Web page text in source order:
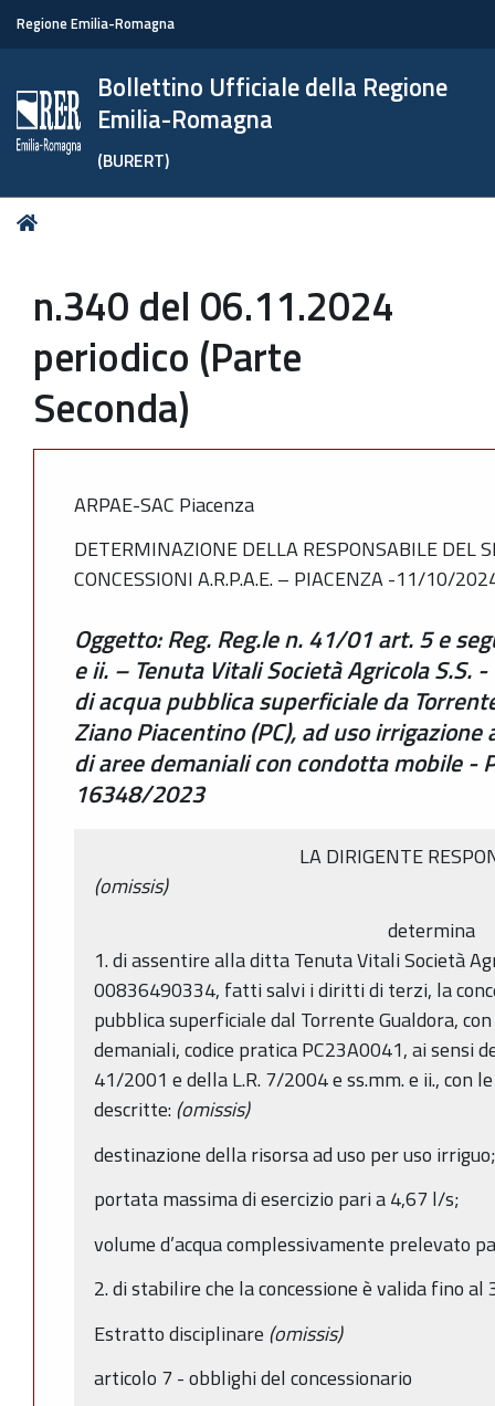
Regione Emilia-Romagna
Bollettino Ufficiale della Regione
Emilia-Romagna
(BURERT)
Tu
n.340 del 06.11.2024
periodico (Parte
Seconda)
ARPAE-SAC Piacenza
DETERMINAZIONE DELLA RESPONSABILE DEL
CONCESSIONI A.R.P.A.E. – PIACENZA -11/10/
Oggetto: Reg. Reg.le n. 41/01 art. 5 e
e ii. – Tenuta Vitali Società Agricola S.S.
di acqua pubblica superficiale da
Ziano Piacentino (PC), ad uso
di aree demaniali con condotta mobile -
16348/2023
LA DIRIGENTE
(omissis)
determina
1. di assentire alla ditta Tenuta Vitali Società
00836490334, fatti salvi i diritti di terzi, la
pubblica superficiale dal Torrente Gualdora,
demaniali, codice pratica PC23A0041, ai sensi
41/2001 e della L.R. 7/2004 e ss.mm. e ii., con
descritte:(omissis)
destinazione della risorsa ad uso per uso irriguo;
portata massima di esercizio pari a 4,67 l/s;
volume d’acqua complessivamente prelevato
2. di stabilire che la concessione è valida fino
Estratto disciplinare (omissis)
articolo 7 - obblighi del concessionario